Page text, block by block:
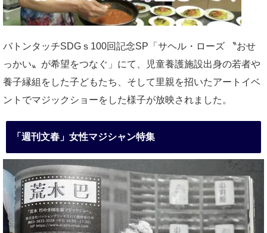
バトンタッチSDGｓ100回記念SP「サヘル・ローズ 〝おせ
っかい〟が希望をつなぐ」にて、児童養護施設出身の若者や
養子縁組をした子どもたち、そして里親を招いたアートイベ
ントでマジックショーをした様子が放映されました。
「週刊文春」女性マジシャン特集